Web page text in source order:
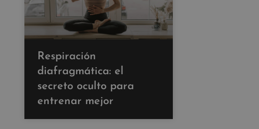
Respiración
diafragmática: el
secreto oculto para
entrenar mejor